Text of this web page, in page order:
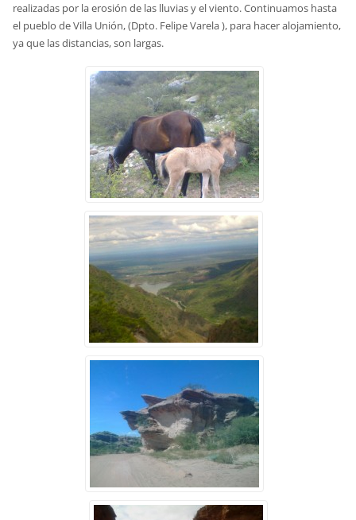
realizadas por la erosión de las lluvias y el viento. Continuamos hasta
el pueblo de Villa Unión, (Dpto. Felipe Varela ), para hacer alojamiento,
ya que las distancias, son largas.